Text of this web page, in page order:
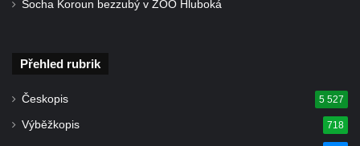
Kostel svatých Fabiána a Šebestiána v
svatého Kříže ve Frýdlantu
Kostel Nalezení svatého Kříže ve Frýdlantu
Socha Koroun bezzubý v ZOO Hluboká
Přehled rubrik
Českopis 5 527
Výběžkopis 718